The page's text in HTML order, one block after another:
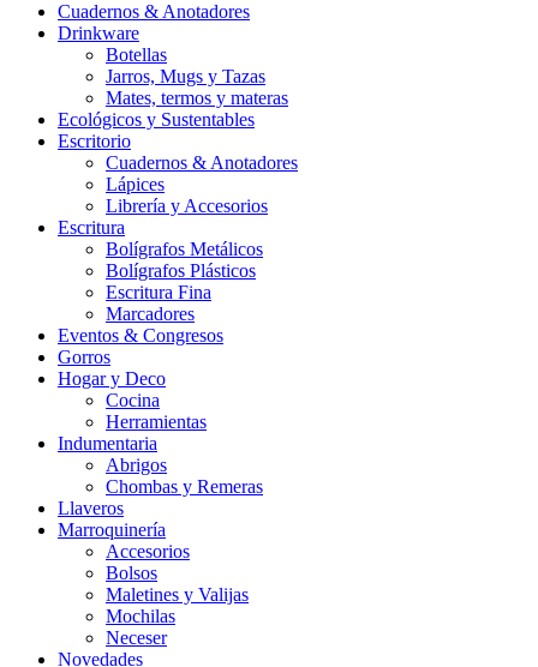
Cuadernos & Anotadores
Drinkware
Botellas
Jarros, Mugs y Tazas
Mates, termos y materas
Ecológicos y Sustentables
Escritorio
Cuadernos & Anotadores
Lápices
Librería y Accesorios
Escritura
Bolígrafos Metálicos
Bolígrafos Plásticos
Escritura Fina
Marcadores
Eventos & Congresos
Gorros
Hogar y Deco
Cocina
Herramientas
Indumentaria
Abrigos
Chombas y Remeras
Llaveros
Marroquinería
Accesorios
Bolsos
Maletines y Valijas
Mochilas
Neceser
Novedades